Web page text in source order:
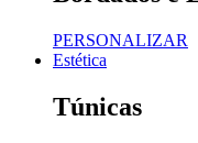
PERSONALIZAR
Estética
Túnicas